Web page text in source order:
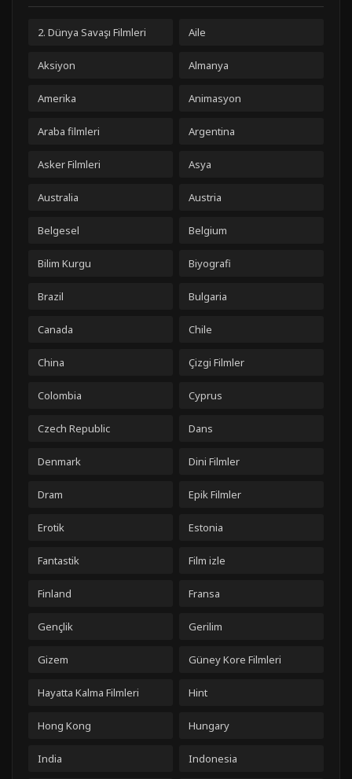
2. Dünya Savaşı Filmleri Aile
Aksiyon Almanya
Amerika Animasyon
Araba filmleri Argentina
Asker Filmleri Asya
Australia Austria
Belgesel Belgium
Bilim Kurgu Biyografi
Brazil Bulgaria
Canada Chile
China Çizgi Filmler
Colombia Cyprus
Czech Republic Dans
Denmark Dini Filmler
Dram Epik Filmler
Erotik Estonia
Fantastik Film izle
Finland Fransa
Gençlik Gerilim
Gizem Güney Kore Filmleri
Hayatta Kalma Filmleri Hint
Hong Kong Hungary
India Indonesia